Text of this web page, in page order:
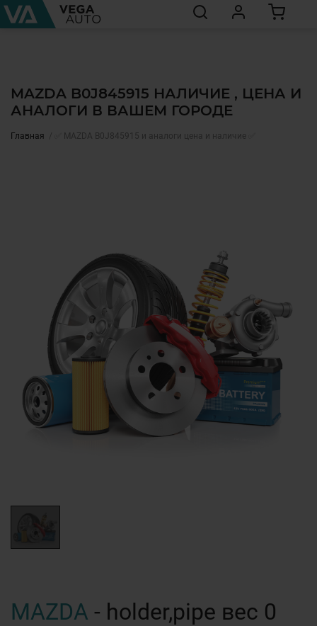
MAZDA B0J845915 НАЛИЧИЕ , ЦЕНА И
АНАЛОГИ В ВАШЕМ ГОРОДЕ
Главная ✅ MAZDA B0J845915 и аналоги цена и наличие ✅
MAZDA - holder,pipe вес 0